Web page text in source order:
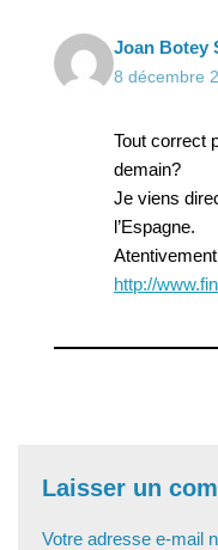
Joan Botey
8 décembre
Tout correct
demain?
Je viens
l’Espagne.
http://
Laisser un
Votre adresse e-mail